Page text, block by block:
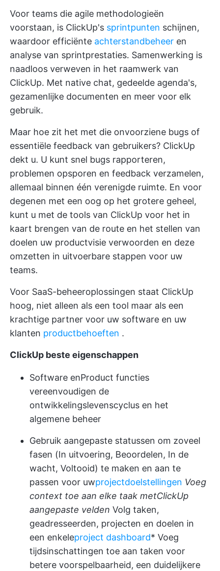
Voor teams die agile methodologieën
voorstaan, is ClickUp's sprintpunten schijnen,
waardoor efficiënte achterstandbeheer en
analyse van sprintprestaties. Samenwerking is
naadloos verweven in het raamwerk van
ClickUp. Met native chat, gedeelde agenda's,
gezamenlijke documenten en meer voor elk
gebruik.
Maar hoe zit het met die onvoorziene bugs of
essentiële feedback van gebruikers? ClickUp
dekt u. U kunt snel bugs rapporteren,
problemen opsporen en feedback verzamelen,
allemaal binnen één verenigde ruimte. En voor
degenen met een oog op het grotere geheel,
kunt u met de tools van ClickUp voor het in
kaart brengen van de route en het stellen van
doelen uw productvisie verwoorden en deze
omzetten in uitvoerbare stappen voor uw
teams.
Voor SaaS-beheeroplossingen staat ClickUp
hoog, niet alleen als een tool maar als een
krachtige partner voor uw software en uw
klanten productbehoeften .
ClickUp beste eigenschappen
Software enProduct functies
vereenvoudigen de
ontwikkelingslevenscyclus en het
algemene beheer
Gebruik aangepaste statussen om zoveel
fasen (In uitvoering, Beoordelen, In de
wacht, Voltooid) te maken en aan te
passen voor uwprojectdoelstellingen Voeg
context toe aan elke taak metClickUp
aangepaste velden Volg taken,
geadresseerden, projecten en doelen in
een enkeleproject dashboard* Voeg
tijdsinschattingen toe aan taken voor
betere voorspelbaarheid, een duidelijkere